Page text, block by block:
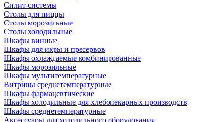
Сплит-системы
Столы для пиццы
Столы морозильные
Столы холодильные
Шкафы винные
Шкафы для икры и пресервов
Шкафы охлаждаемые комбинированные
Шкафы морозильные
Шкафы мультитемпературные
Витрины среднетемпературные
Шкафы фармацевтические
Шкафы холодильные для хлебопекарных производств
Шкафы среднетемпературные
Аксессуары для холодильного оборудования